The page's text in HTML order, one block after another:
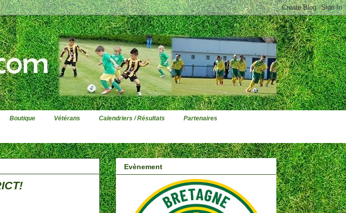
Boutique Vétérans Calendriers / Résultats Partenaires
Evènement